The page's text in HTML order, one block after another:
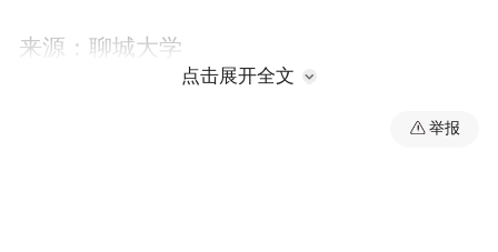
来源：聊城大学
“特别声明：以上作品内容(包括在内的视频、图片或音
点击展开全文
举报